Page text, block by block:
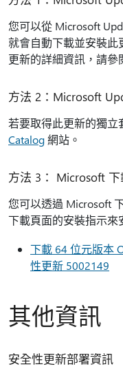
您可以從 Microsoft
就會自動下載並安裝此
更新的詳細資訊，請參
方法 2：Microsoft
若要取得此更新的獨立
Catalog網站。
方法 3： Microsoft
您可以透過 Microsoft
下載頁面的安裝指示來
下載 64 位元版本
性更新 5002149
其他資訊
安全性更新部署資訊